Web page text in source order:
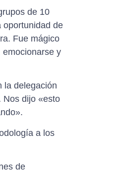
de 10
oportunidad de
Fue mágico
emocionarse y
la delegación
Nos dijo «esto
a los
de